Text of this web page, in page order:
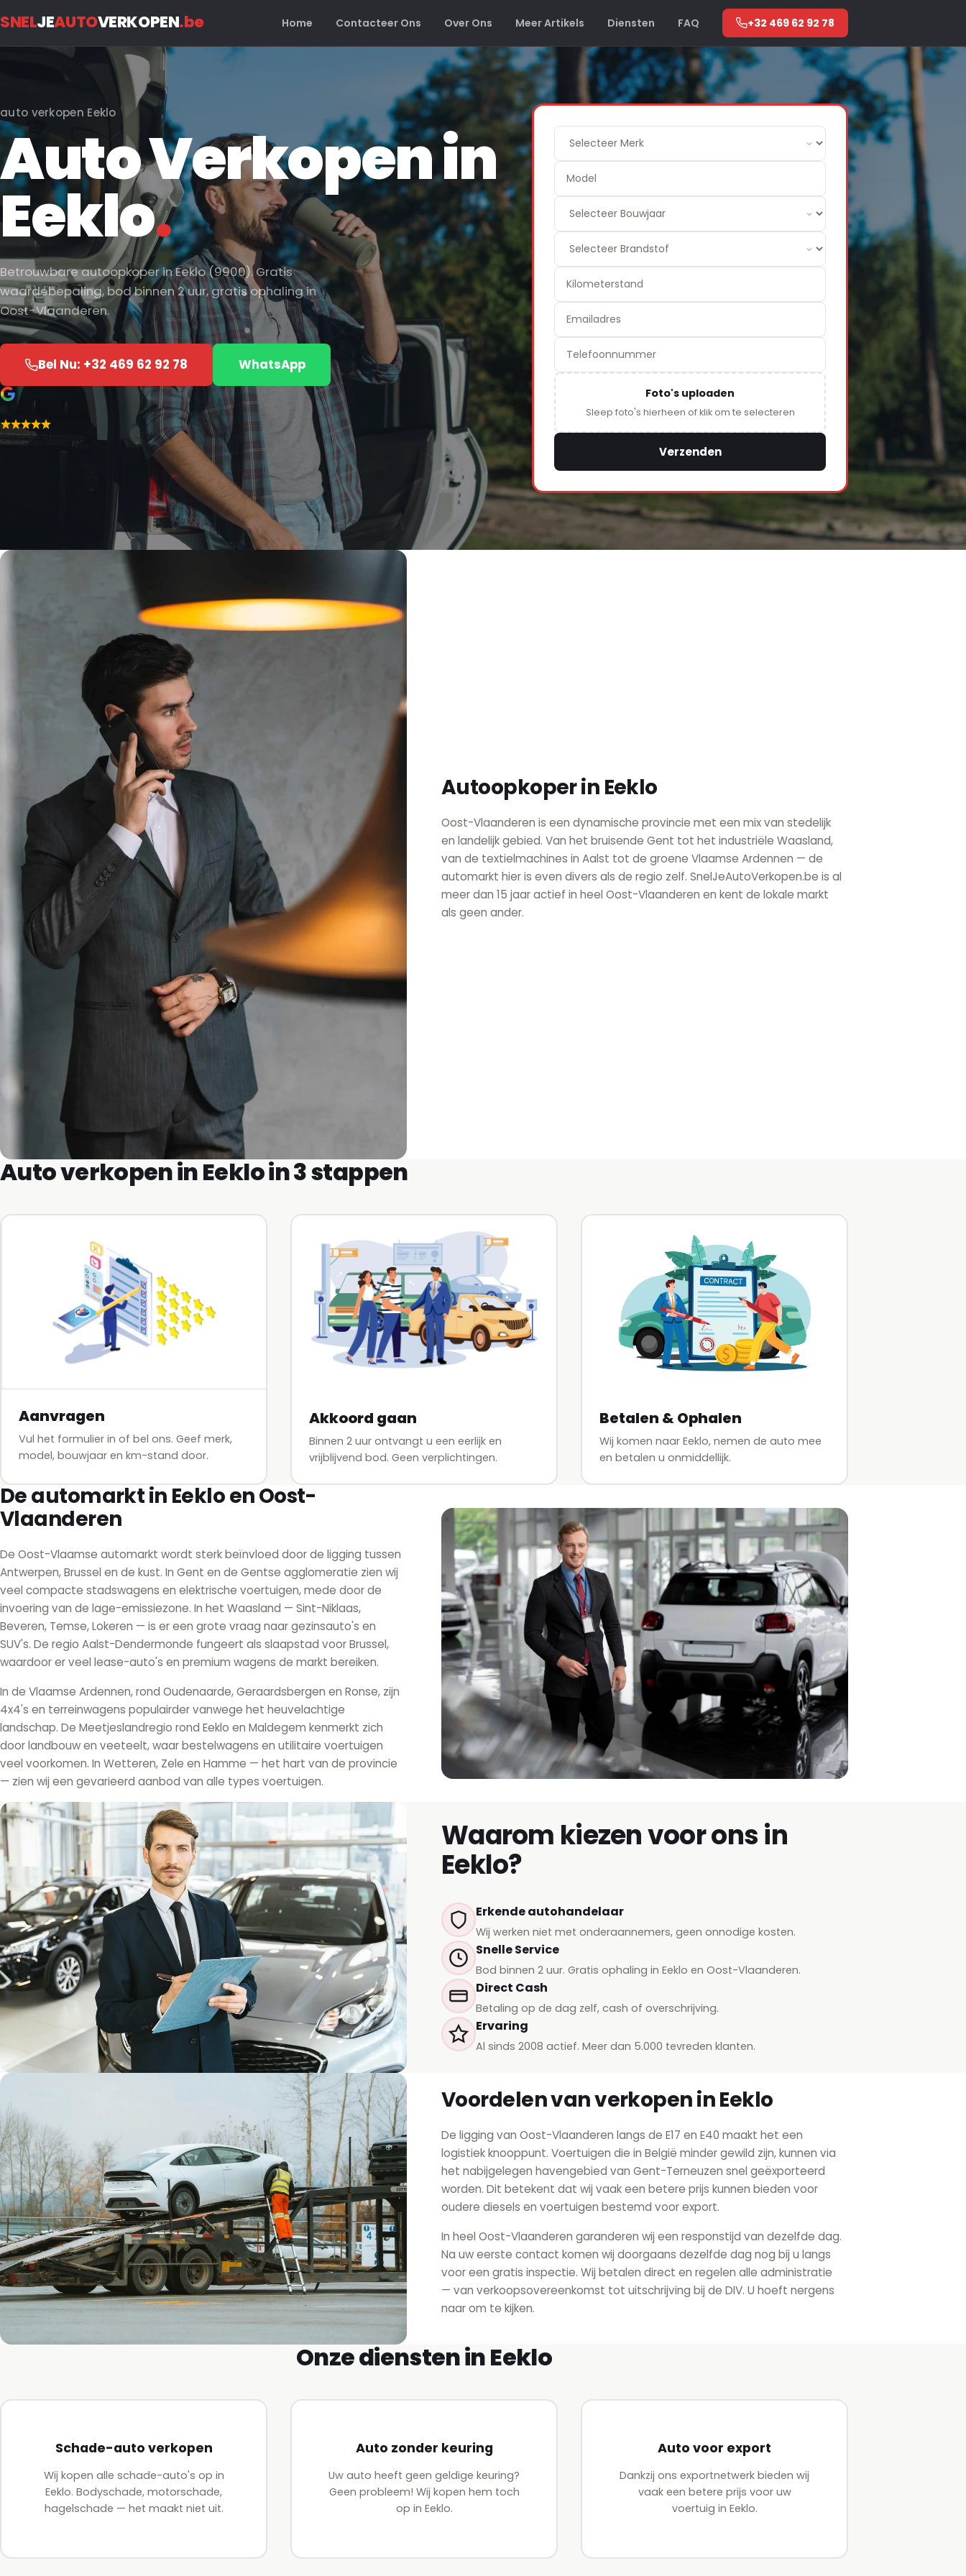
SNELJEAUTOVERKOPEN.be Home Contacteer Ons Over Ons Meer Artikels Diensten FAQ +32 469 62 92 78
auto verkopen Eeklo
Auto Verkopen in
Eeklo.
Betrouwbare autoopkoper in Eeklo (9900). Gratis
waardebepaling, bod binnen 2 uur, gratis ophaling in
Oost-Vlaanderen.
Bel Nu: +32 469 62 92 78 WhatsApp
Google Reviews
Foto's uploaden
Sleep foto's hierheen of klik om te selecteren
Verzenden
Autoopkoper in Eeklo
Oost-Vlaanderen is een dynamische provincie met een mix van stedelijk
en landelijk gebied. Van het bruisende Gent tot het industriële Waasland,
van de textielmachines in Aalst tot de groene Vlaamse Ardennen — de
automarkt hier is even divers als de regio zelf. SnelJeAutoVerkopen.be is al
meer dan 15 jaar actief in heel Oost-Vlaanderen en kent de lokale markt
als geen ander.
Auto verkopen in Eeklo in 3 stappen
Aanvragen
Vul het formulier in of bel ons. Geef merk,
model, bouwjaar en km-stand door.
Akkoord gaan
Binnen 2 uur ontvangt u een eerlijk en
vrijblijvend bod. Geen verplichtingen.
Betalen & Ophalen
Wij komen naar Eeklo, nemen de auto mee
en betalen u onmiddellijk.
De automarkt in Eeklo en Oost-
Vlaanderen
De Oost-Vlaamse automarkt wordt sterk beïnvloed door de ligging tussen
Antwerpen, Brussel en de kust. In Gent en de Gentse agglomeratie zien wij
veel compacte stadswagens en elektrische voertuigen, mede door de
invoering van de lage-emissiezone. In het Waasland — Sint-Niklaas,
Beveren, Temse, Lokeren — is er een grote vraag naar gezinsauto's en
SUV's. De regio Aalst-Dendermonde fungeert als slaapstad voor Brussel,
waardoor er veel lease-auto's en premium wagens de markt bereiken.
In de Vlaamse Ardennen, rond Oudenaarde, Geraardsbergen en Ronse, zijn
4x4's en terreinwagens populairder vanwege het heuvelachtige
landschap. De Meetjeslandregio rond Eeklo en Maldegem kenmerkt zich
door landbouw en veeteelt, waar bestelwagens en utilitaire voertuigen
veel voorkomen. In Wetteren, Zele en Hamme — het hart van de provincie
— zien wij een gevarieerd aanbod van alle types voertuigen.
Waarom kiezen voor ons in
Eeklo?
Erkende autohandelaar
Wij werken niet met onderaannemers, geen onnodige kosten.
Snelle Service
Bod binnen 2 uur. Gratis ophaling in Eeklo en Oost-Vlaanderen.
Direct Cash
Betaling op de dag zelf, cash of overschrijving.
Ervaring
Al sinds 2008 actief. Meer dan 5.000 tevreden klanten.
Voordelen van verkopen in Eeklo
De ligging van Oost-Vlaanderen langs de E17 en E40 maakt het een
logistiek knooppunt. Voertuigen die in België minder gewild zijn, kunnen via
het nabijgelegen havengebied van Gent-Terneuzen snel geëxporteerd
worden. Dit betekent dat wij vaak een betere prijs kunnen bieden voor
oudere diesels en voertuigen bestemd voor export.
In heel Oost-Vlaanderen garanderen wij een responstijd van dezelfde dag.
Na uw eerste contact komen wij doorgaans dezelfde dag nog bij u langs
voor een gratis inspectie. Wij betalen direct en regelen alle administratie
— van verkoopsovereenkomst tot uitschrijving bij de DIV. U hoeft nergens
naar om te kijken.
Onze diensten in Eeklo
Schade-auto verkopen
Wij kopen alle schade-auto's op in
Eeklo. Bodyschade, motorschade,
hagelschade — het maakt niet uit.
Auto zonder keuring
Uw auto heeft geen geldige keuring?
Geen probleem! Wij kopen hem toch
op in Eeklo.
Auto voor export
Dankzij ons exportnetwerk bieden wij
vaak een betere prijs voor uw
voertuig in Eeklo.